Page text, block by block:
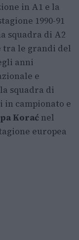
in A1 e la
1990-91
squadra di A2
tra le grandi del
anni
e
squadra di
campionato e
Korać nel
europea